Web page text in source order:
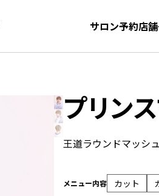
サロン予約店
プリン
王道ラウンドマッシュ
メニュー内容 カット